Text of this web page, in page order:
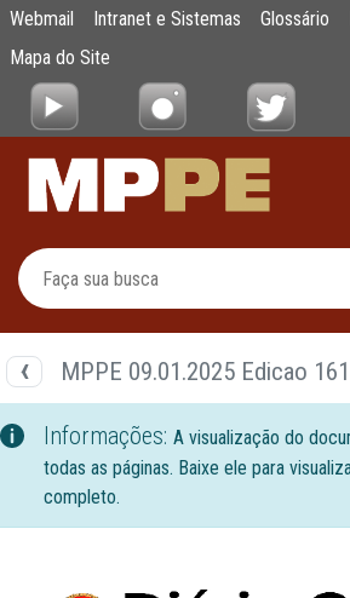
Pular para o Conteúdo principal
Documentos
Webmail Intranet e Sistemas Glossário
Mapa do Site
MPPE 09.01.2025 Edicao
Informações: A visualização do
todas as páginas. Baixe ele para
completo.